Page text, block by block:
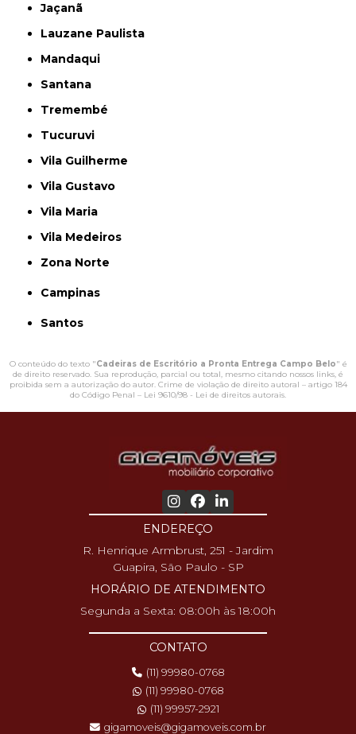
Jaçanã
Lauzane Paulista
Mandaqui
Santana
Tremembé
Tucuruvi
Vila Guilherme
Vila Gustavo
Vila Maria
Vila Medeiros
Zona Norte
Campinas
Santos
O conteúdo do texto "Cadeiras de Escritório a Pronta Entrega Campo Belo" é
de direito reservado. Sua reprodução, parcial ou total, mesmo citando nossos links, é
proibida sem a autorização do autor. Crime de violação de direito autoral – artigo 184
do Código Penal – Lei 9610/98 - Lei de direitos autorais.
ENDEREÇO
R. Henrique Armbrust, 251 - Jardim
Guapira, São Paulo - SP
HORÁRIO DE ATENDIMENTO
Segunda a Sexta: 08:00h às 18:00h
CONTATO
(11) 99980-0768
(11) 99980-0768
(11) 99957-2921
gigamoveis@gigamoveis.com.br